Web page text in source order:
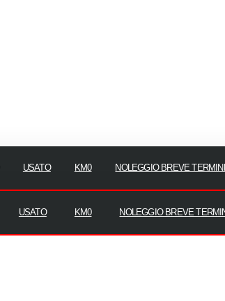
USATO KM0 NOLEGGIO BREVE
USATO KM0 NOLEGGIO BREVE